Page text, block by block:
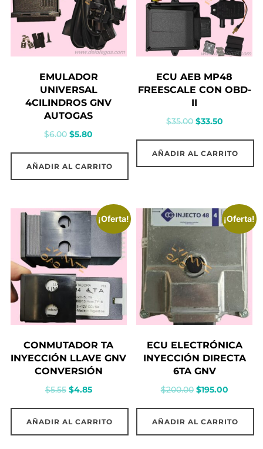
EMULADOR
UNIVERSAL
4CILINDROS GNV
AUTOGAS
$6.00 El
original
$5.80
actual
AÑADIR AL CARRITO
ECU AEB MP48
FREESCALE CON OBD-
II
$35.00 El
original
$33.50El
actual
AÑADIR AL CARRITO
¡Oferta!
CONMUTADOR TA
INYECCIÓN LLAVE GNV
CONVERSIÓN
$5.55 El
original
$4.85El
actual
AÑADIR AL CARRITO
¡Oferta!
ECU ELECTRÓNICA
INYECCIÓN DIRECTA
6TA GNV
$200.00 El
original
$195.00El
actual
AÑADIR AL CARRITO